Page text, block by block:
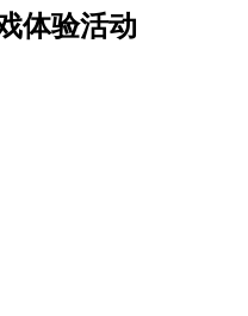
体验活动